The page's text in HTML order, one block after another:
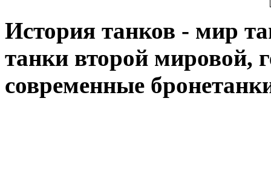
История танков - мир
танки второй мировой,
современные